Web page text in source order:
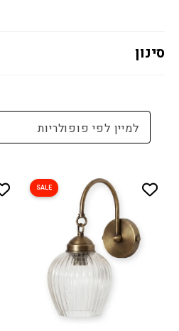
סינון
למיין לפי פופולריות
SALE